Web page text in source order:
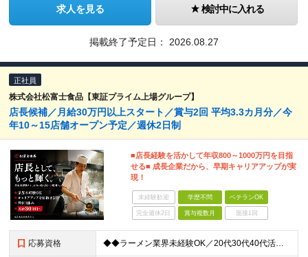
求人を見る 検討中に入れる
掲載終了予定日： 2026.08.27
正社員
株式会社松富士食品【東証プライム上場グループ】
店長候補／月給30万円以上スタート／賞与2回 平均3.3カ月分／今
年10～15店舗オープン予定／週休2日制
■店長経験を活かして年収800～1000万円を目指
せる■ 成長企業だから、早期キャリアアップが実
現！
未経験歓迎 学歴不問 ベテランOK
完全週休2日 賞与複数月 面接1回
応募資格 ◆◆ラーメン業界未経験OK／20代30代40代活躍中◆◆ ●何らかの店長・マネジメント経験をお持ちの方 ●学歴不問 ＼こんな想いをお持ちの方は大歓迎です／ ■ポストが詰まり、キャリアアップできず悩ん